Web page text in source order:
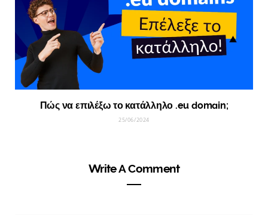
Πώς να επιλέξω το κατάλληλο .eu domain;
25/06/2024
Write A Comment